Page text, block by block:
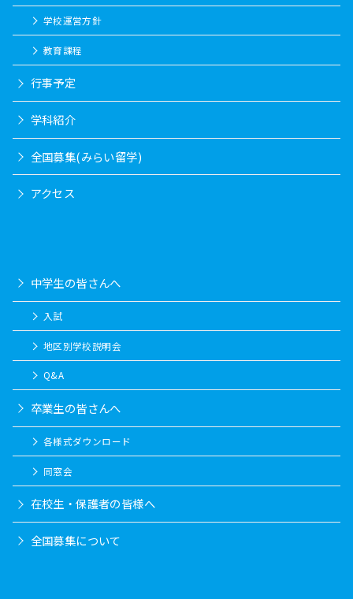
学校運営方針
教育課程
行事予定
学科紹介
全国募集(みらい留学)
アクセス
中学生の皆さんへ
入試
地区別学校説明会
Q&A
卒業生の皆さんへ
各様式ダウンロード
同窓会
在校生・保護者の皆様へ
全国募集について